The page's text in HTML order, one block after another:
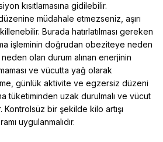
kısıtlamasına gidilebilir.
müdahale etmezseniz, aşırı
Burada hatırlatılması gereken
işleminin doğrudan obeziteye neden
neden olan durum alınan enerjinin
ve vücutta yağ olarak
günlük aktivite ve egzersiz düzeni
tüketiminden uzak durulmalı ve vücut
bir şekilde kilo artışı
uygulanmalıdır.